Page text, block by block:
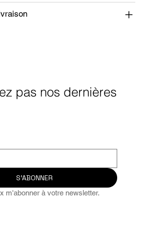
pas nos dernières
S'ABONNER
m'abonner à votre newsletter.